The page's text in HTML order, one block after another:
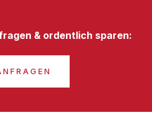
& ordentlich sparen: